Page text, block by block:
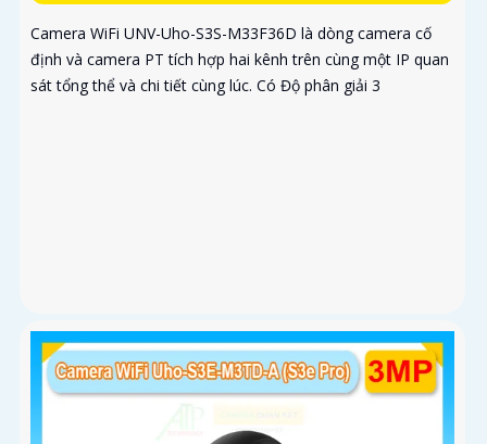
Camera WiFi UNV-Uho-S3S-M33F36D là dòng camera cố
định và camera PT tích hợp hai kênh trên cùng một IP quan
sát tổng thể và chi tiết cùng lúc. Có Độ phân giải 3